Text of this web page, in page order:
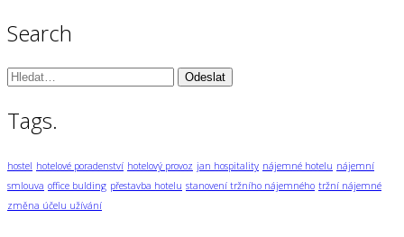
Search
Vyhledávání:
Tags.
hostel hotelové poradenství hotelový provoz jan hospitality nájemné hotelu nájemní
smlouva office bulding přestavba hotelu stanovení tržního nájemného tržní nájemné
změna účelu užívání